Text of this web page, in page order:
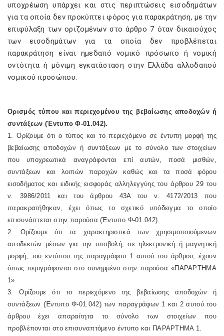
υποχρέωση υπάρχει και στις περιπτώσεις εισοδημάτων
για τα οποία δεν προκύπτει φόρος για παρακράτηση, με την
επιφύλαξη των οριζομένων στο άρθρο 7 όταν δικαιούχος
των εισοδημάτων για τα οποία δεν προβλέπεται
παρακράτηση είναι ημεδαπό νομικό πρόσωπο ή νομική
οντότητα ή μόνιμη εγκατάσταση στην Ελλάδα αλλοδαπού
νομικού προσώπου.
Ορισμός τύπου και περιεχομένου της βεβαίωσης αποδοχών ή
συντάξεων (Έντυπο Φ-01.042).
1. Ορίζουμε ότι ο τύπος και το περιεχόμενο σε έντυπη μορφή της
βεβαίωσης αποδοχών ή συντάξεων με το σύνολο των στοιχείων
που υποχρεωτικά αναγράφονται επί αυτών, ποσά μισθών,
συντάξεων και λοιπών παροχών καθώς και τα ποσά φόρου
εισοδήματος και ειδικής εισφοράς αλληλεγγύης του άρθρου 29 του
ν. 3986/2011 και του άρθρου 43Α του ν. 4172/2013 που
παρακρατήθηκαν, έχει όπως το σχετικό υπόδειγμα το οποίο
επισυνάπτεται στην παρούσα (Έντυπο Φ-01.042).
2. Ορίζουμε ότι τα χαρακτηριστικά των χρησιμοποιούμενων
αποδεκτών μέσων για την υποβολή, σε ηλεκτρονική ή μαγνητική
μορφή, του εντύπου της παραγράφου 1 αυτού του άρθρου, έχουν
όπως περιγράφονται στο συνημμένο στην παρούσα «ΠΑΡΑΡΤΗΜΑ
1»
3. Ορίζουμε ότι το περιεχόμενο της βεβαίωσης αποδοχών ή
συντάξεων (Έντυπο Φ-01.042) των παραγράφων 1 και 2 αυτού του
άρθρου έχει απαραίτητα το σύνολο των στοιχείων που
προβλέπονται στο επισυναπτόμενο έντυπο και ΠΑΡΑΡΤΗΜΑ 1.